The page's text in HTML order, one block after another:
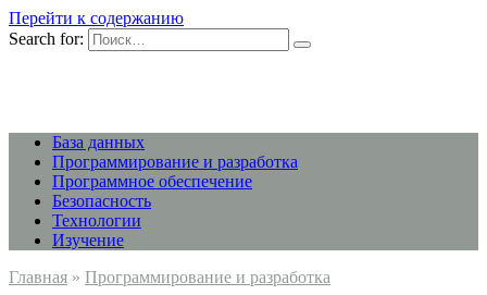
Перейти к содержанию
Search for:
База данных
Программирование и разработка
Программное обеспечение
Безопасность
Технологии
Изучение
Главная » Программирование и разработка